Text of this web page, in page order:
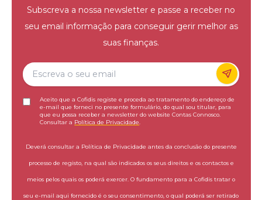
Subscreva a nossa newsletter e passe a receber no
seu email informação para conseguir gerir melhor as
suas finanças.
Aceito que a Cofidis registe e proceda ao tratamento do endereço de
e-mail que forneci no presente formulário, do qual sou titular, para
que eu possa receber a newsletter do website Contas Connosco.
Consultar a Política de Privacidade.
Deverá consultar a Política de Privacidade antes da conclusão do presente
processo de registo, na qual são indicados os seus direitos e os contactos e
meios pelos quais os poderá exercer. O fundamento para a Cofidis tratar o
seu e-mail aqui fornecido é o seu consentimento, o qual poderá ser retirado